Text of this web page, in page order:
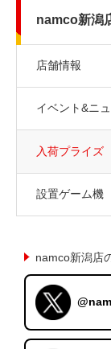
namco新潟
店舗情報
イベント&ニ
入荷プライズ
設置ゲーム機
namco新潟店